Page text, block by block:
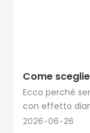
Come
che
Ecco perché
con effetto
insegne
2026 06 26